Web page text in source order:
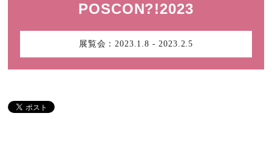
POSCON?!2023
展覧会： 2023.1.8 - 2023.2.5